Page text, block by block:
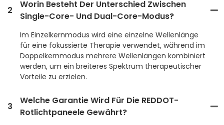
2
Worin Besteht Der Unterschied Zwischen
Single-Core- Und Dual-Core-Modus?
Im Einzelkernmodus wird eine einzelne Wellenlänge
für eine fokussierte Therapie verwendet, während im
Doppelkernmodus mehrere Wellenlängen kombiniert
werden, um ein breiteres Spektrum therapeutischer
Vorteile zu erzielen.
3
Welche Garantie Wird Für Die REDDOT-
Rotlichtpaneele Gewährt?